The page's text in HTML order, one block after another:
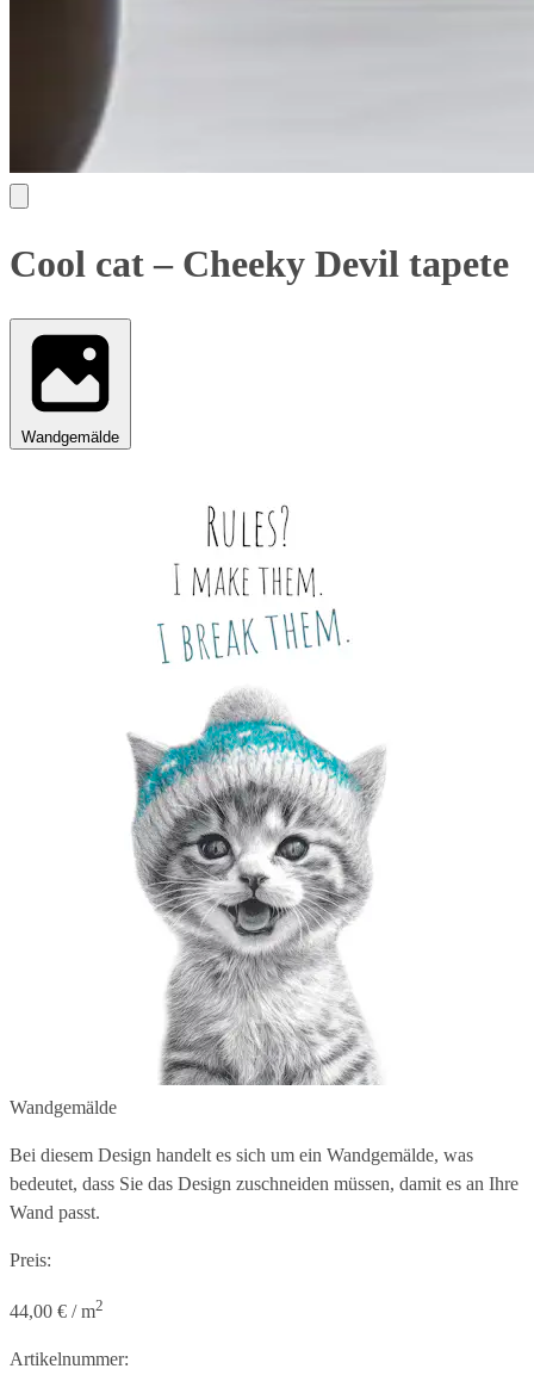
Cool cat – Cheeky Devil tapete
Wandgemälde
Wandgemälde
Bei diesem Design handelt es sich um ein Wandgemälde, was
bedeutet, dass Sie das Design zuschneiden müssen, damit es an Ihre
Wand passt.
Preis:
44,00 € / m2
Artikelnummer: